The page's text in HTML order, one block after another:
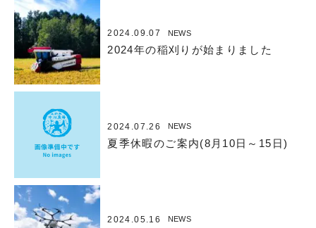
2024.09.07 NEWS
2024年の稲刈りが始まりました
2024.07.26 NEWS
夏季休暇のご案内(8月10日～15日)
2024.05.16 NEWS